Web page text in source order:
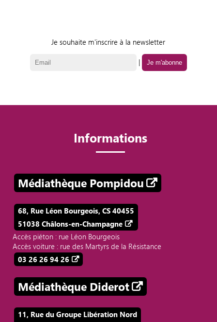
Je souhaite m'inscrire à la newsletter
|
Informations
Médiathèque Pompidou
68, Rue Léon Bourgeois, CS 40455
51038 Châlons-en-Champagne
Accès piéton : rue Léon Bourgeois
Accès voiture : rue des Martyrs de la Résistance
03 26 26 94 26
Médiathèque Diderot
11, Rue du Groupe Libération Nord